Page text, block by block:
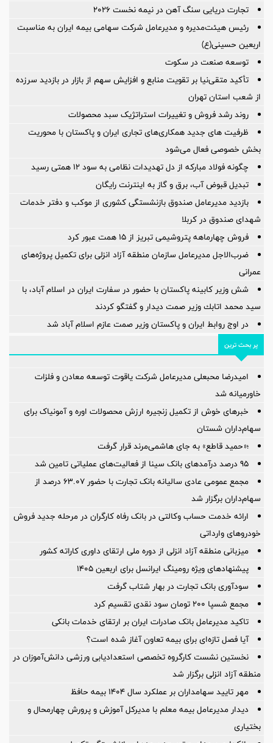
تجارت دریایی سنگ آهن در نیمه نخست ۲۰۲۶
رئیس هیئت‌مدیره و مدیرعامل شرکت سهامی بیمه ایران به مناسبت
اربعین حسینی(ع)
توسعه صنعت در سکوت
تأکید متقی‌نیا بر تقویت منابع و افزایش سهم از بازار در بازدید سرزده
از شعب استان تهران
روند رشد فروش و تغییرات استراتژیک سبد محصولات
ظرفیت های جدید همکاری‌های تجاری ایران و پاکستان با محوریت
بخش خصوصی فعال می‌شود
چگونه فولاد مبارکه از دل تهدیدات نظامی به سود ۱۲ همتی رسید
تبدیل قبوض آب، برق و گاز به اینترنت رایگان
بازدید مدیرعامل صندوق بازنشستگی کشوری از موکب و دفتر خدمات
شهدای صندوق در کربلا
فروش چهارماهه پتروشیمی تبریز از ۱۵ همت عبور کرد
ضرب‌الاجل مدیرعامل سازمان منطقه آزاد انزلی برای تكمیل پروژه‌های
عمرانی
شش وزیر کابینه پاکستان با حضور در سفارت ایران در اسلام آباد، با
سيد محمد اتابك وزير صمت ديدار و گفتگو كردند
در اوج روابط ایران و پاکستان وزیر صمت عازم اسلام آباد شد
پر بحث ترین
امیدرضا محبعلی مدیرعامل شرکت یاقوت توسعه معادن و فلزات
خاورمیانه شد
خبرهای خوش از تکمیل زنجیره ارزش محصولات اوره و آمونیاک برای
سهام‌داران شستان
؛«حمید قاطع» به جای هاشمی‌مرند قرار گرفت
95 درصد درآمدهای بانک سینا از فعالیت‌های عملیاتی تامین شد
مجمع عمومی عادی سالیانه بانک تجارت با حضور ۶۳.۰۷ درصد از
سهام‌داران برگزار شد
ارائه خدمت حساب وکالتی در بانک رفاه کارگران در مرحله جدید فروش
خودروهای وارداتی
میزبانی منطقه آزاد انزلی از دوره ملی ارتقای داوری كاراته كشور
پیشنهادهای ویژه رومینگ ایرانسل برای اربعین ۱۴۰۵
سودآوری بانک تجارت در بهار شتاب گرفت
مجمع شسپا 200 تومان سود نقدی تقسیم کرد
تاکید مدیرعامل بانک صادرات ایران بر ارتقای خدمات بانکی
آیا فصل تازه‌ای برای بیمه تعاون آغاز شده است؟
نخستین نشست كارگروه تخصصی استعدادیابی ورزشی دانش‌آموزان در
منطقه آزاد انزلی برگزار شد
مهر تایید سهامداران بر عملكرد سال ۱۴۰۴ بیمه حافظ
دیدار مدیرعامل بیمه معلم با مدیرکل آموزش و پرورش چهارمحال و
بختیاری